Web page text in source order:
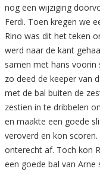
nog een wijziging
Ferdi. Toen kregen we
Rino was dit het teken
werd naar de kant
samen met hans voorin
zo deed de keeper van
met de bal buiten de
zestien in te dribbelen
en maakte een goede
veroverd en kon
onterecht af. Toch kon
een goede bal van Arne